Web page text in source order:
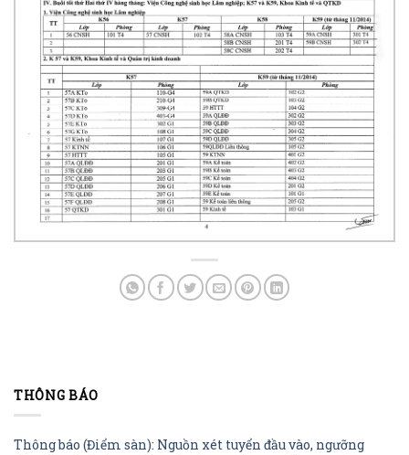
THÔNG BÁO
Thông báo (Điểm sàn): Nguồn xét tuyển đầu vào, ngưỡng